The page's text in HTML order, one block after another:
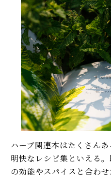
ハーブ関連本はたくさん
明快なレシピ集といえる
の効能やスパイスと合わ